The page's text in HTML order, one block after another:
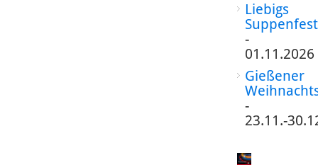
Liebigs
Suppenfest
-
01.11.2026
Gießener
-
23.11.-